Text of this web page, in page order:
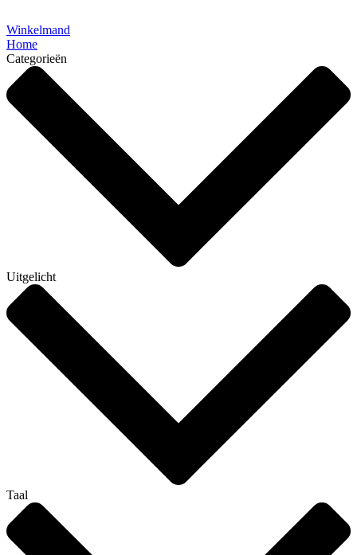
Winkelmand
Home
Categorieën
Uitgelicht
Taal